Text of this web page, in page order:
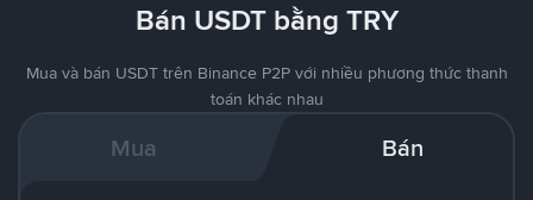
Bán USDT bằng TRY
Mua và bán USDT trên Binance P2P với nhiều phương thức thanh
toán khác nhau
Mua Bán